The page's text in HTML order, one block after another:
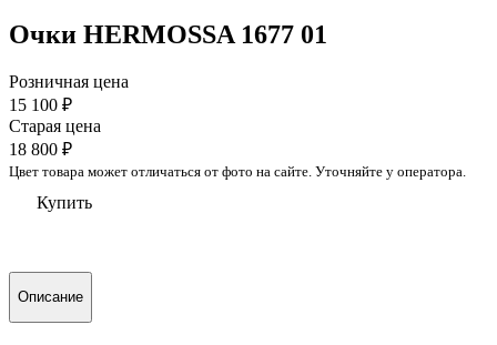
Очки HERMOSSA 1677 01
Розничная цена
15 100 ₽
Старая цена
18 800 ₽
Цвет товара может отличаться от фото на сайте. Уточняйте у оператора.
Купить
Описание